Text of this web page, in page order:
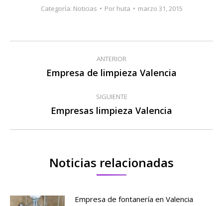
Categoría: Noticias Por huta marzo 31, 2015
Navegación
entre
publicaciones
ANTERIOR
Publicación
Empresa de limpieza Valencia
SIGUIENTE
Publicación
Empresas limpieza Valencia
Noticias relacionadas
Empresa de fontanería en Valencia